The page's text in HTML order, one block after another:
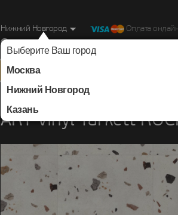
Нижний Новгород
Выберите Ваш город
Москва
Нижний Новгород
Казань
Оплата
г. Нижний Новгород, Ул. Республиканская
ART Vinyl Tarkett